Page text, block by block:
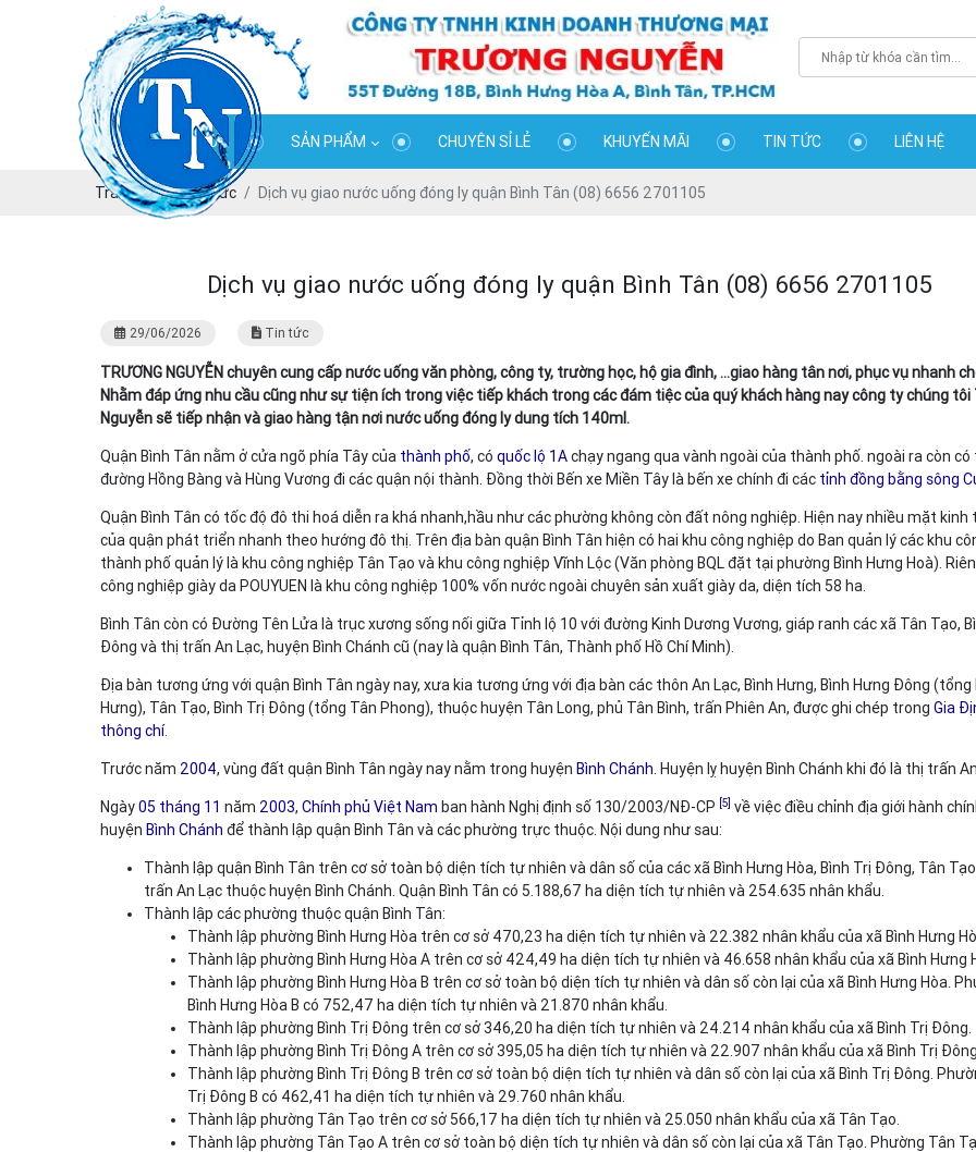
GIỚI THIỆU SẢN PHẨM CHUYÊN SỈ LẺ KHUYẾN MÃI TIN TỨC LIÊN HỆ
Trang chủ Tin tức Dịch vụ giao nước uống đóng ly quận Bình Tân (08) 6656 2701105
Dịch vụ giao nước uống đóng ly quận Bình Tân (08) 6656 2701105
29/06/2026 Tin tức
TRƯƠNG NGUYỄN chuyên cung cấp nước uống văn phòng, công ty, trường học, hộ gia đình, ...giao hàng tân nơi, phục vụ nhanh
Nhằm đáp ứng nhu cầu cũng như sự tiện ích trong việc tiếp khách trong các đám tiệc của quý khách hàng nay công ty chúng tôi
Nguyễn sẽ tiếp nhận và giao hàng tận nơi nước uống đóng ly dung tích 140ml.
Quận Bình Tân nằm ở cửa ngõ phía Tây của thành phố, có quốc lộ 1Achạy ngang qua vành ngoài của thành phố. ngoài ra còn có
đường Hồng Bàng và Hùng Vương đi các quận nội thành. Đồng thời Bến xe Miền Tây là bến xe chính đi các tỉnh đồng bằng sông
Quận Bình Tân có tốc độ đô thi hoá diễn ra khá nhanh,hầu như các phường không còn đất nông nghiệp. Hiện nay nhiều mặt kinh
của quận phát triển nhanh theo hướng đô thị. Trên địa bàn quận Bình Tân hiện có hai khu công nghiệp do Ban quản lý các khu
thành phố quản lý là khu công nghiệp Tân Tạo và khu công nghiệp Vĩnh Lộc (Văn phòng BQL đặt tại phường Bình Hưng Hoà).
công nghiệp giày da POUYUEN là khu công nghiệp 100% vốn nước ngoài chuyên sản xuất giày da, diện tích 58 ha.
Bình Tân còn có Đường Tên Lửa là trục xương sống nối giữa Tỉnh lộ 10 với đường Kinh Dương Vương, giáp ranh các xã Tân Tạo,
Đông và thị trấn An Lạc, huyện Bình Chánh cũ (nay là quận Bình Tân, Thành phố Hồ Chí Minh).
Địa bàn tương ứng với quận Bình Tân ngày nay, xưa kia tương ứng với địa bàn các thôn An Lạc, Bình Hưng, Bình Hưng Đông (tổng
Hưng), Tân Tạo, Bình Trị Đông (tổng Tân Phong), thuộc huyện Tân Long, phủ Tân Bình, trấn Phiên An, được ghi chép trong Gia
thông chí.
Trước năm 2004, vùng đất quận Bình Tân ngày nay nằm trong huyện Bình Chánh . Huyện lỵ huyện Bình Chánh khi đó là thị trấn
Ngày05 tháng 11 năm 2003, Chính phủ Việt Nam ban hành Nghị định số 130/2003/NĐ-CP [5] về việc điều chỉnh địa giới hành
huyện Bình Chánh để thành lập quận Bình Tân và các phường trực thuộc. Nội dung như sau:
Thành lập quận Bình Tân trên cơ sở toàn bộ diện tích tự nhiên và dân số của các xã Bình Hưng Hòa, Bình Trị Đông, Tân
trấn An Lạc thuộc huyện Bình Chánh. Quận Bình Tân có 5.188,67 ha diện tích tự nhiên và 254.635 nhân khẩu.
Thành lập các phường thuộc quận Bình Tân:
Thành lập phường Bình Hưng Hòa trên cơ sở 470,23 ha diện tích tự nhiên và 22.382 nhân khẩu của xã Bình Hưng
Thành lập phường Bình Hưng Hòa A trên cơ sở 424,49 ha diện tích tự nhiên và 46.658 nhân khẩu của xã Bình Hưng
Thành lập phường Bình Hưng Hòa B trên cơ sở toàn bộ diện tích tự nhiên và dân số còn lại của xã Bình Hưng Hòa.
Bình Hưng Hòa B có 752,47 ha diện tích tự nhiên và 21.870 nhân khẩu.
Thành lập phường Bình Trị Đông trên cơ sở 346,20 ha diện tích tự nhiên và 24.214 nhân khẩu của xã Bình Trị Đông.
Thành lập phường Bình Trị Đông A trên cơ sở 395,05 ha diện tích tự nhiên và 22.907 nhân khẩu của xã Bình Trị Đông.
Thành lập phường Bình Trị Đông B trên cơ sở toàn bộ diện tích tự nhiên và dân số còn lại của xã Bình Trị Đông.
Trị Đông B có 462,41 ha diện tích tự nhiên và 29.760 nhân khẩu.
Thành lập phường Tân Tạo trên cơ sở 566,17 ha diện tích tự nhiên và 25.050 nhân khẩu của xã Tân Tạo.
Thành lập phường Tân Tạo A trên cơ sở toàn bộ diện tích tự nhiên và dân số còn lại của xã Tân Tạo. Phường Tân